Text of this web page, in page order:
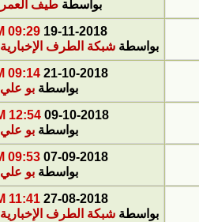
بواسطة طيف العمر
19-11-2018
09:29 PM
بواسطة شبكة الطرف الإخبارية
21-10-2018
09:14 PM
بواسطة بو علي
09-10-2018
12:54 AM
بواسطة بو علي
07-09-2018
09:53 PM
بواسطة بو علي
27-08-2018
11:41 AM
بواسطة شبكة الطرف الإخبارية